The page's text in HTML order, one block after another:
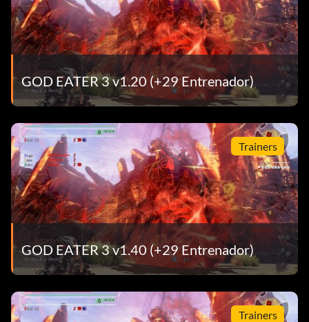
GOD EATER 3 v1.20 (+29 Entrenador)
Trainers
GOD EATER 3 v1.40 (+29 Entrenador)
Trainers